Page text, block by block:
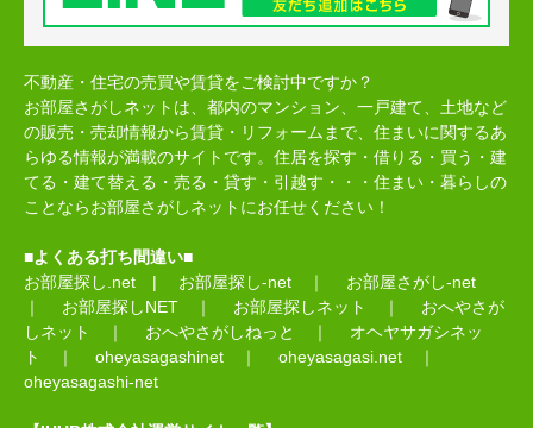
不動産・住宅の売買や賃貸をご検討中ですか？
お部屋さがしネットは、都内のマンション、一戸建て、土地など
の販売・売却情報から賃貸・リフォームまで、住まいに関するあ
らゆる情報が満載のサイトです。住居を探す・借りる・買う・建
てる・建て替える・売る・貸す・引越す・・・住まい・暮らしの
ことならお部屋さがしネットにお任せください！
■よくある打ち間違い■
お部屋探し.net | お部屋探し-net ｜ お部屋さがし-net
｜ お部屋探しNET ｜ お部屋探しネット ｜ おへやさが
しネット
｜ おへやさがしねっと ｜ オヘヤサガシネッ
ト
｜ oheyasagashinet ｜ oheyasagasi.net ｜
oheyasagashi-net